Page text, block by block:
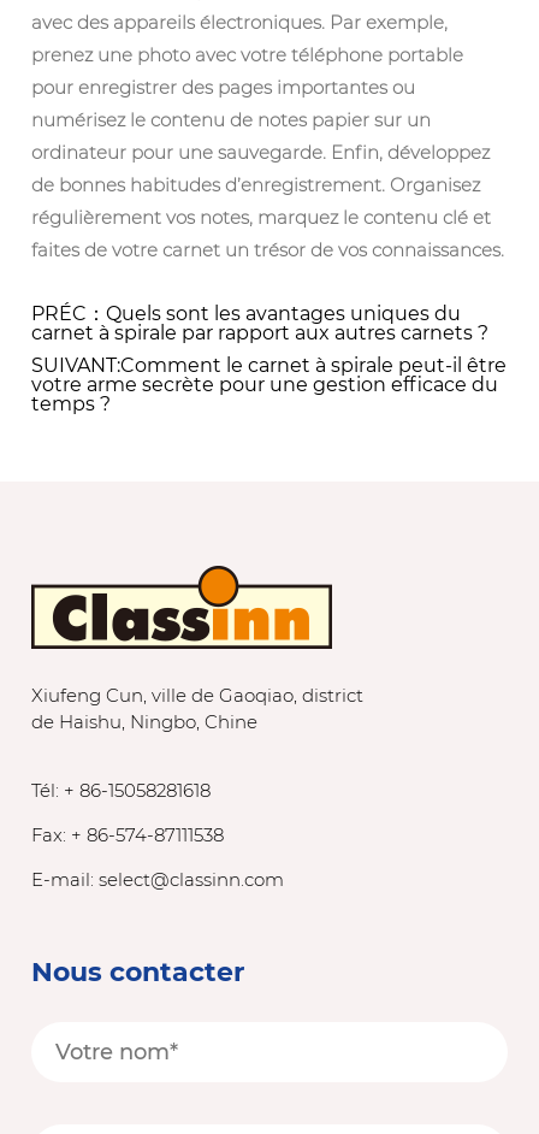
avec des appareils électroniques. Par exemple,
prenez une photo avec votre téléphone portable
pour enregistrer des pages importantes ou
numérisez le contenu de notes papier sur un
ordinateur pour une sauvegarde. Enfin, développez
de bonnes habitudes d’enregistrement. Organisez
régulièrement vos notes, marquez le contenu clé et
faites de votre carnet un trésor de vos connaissances.
PRÉC：Quels sont les avantages uniques du
carnet à spirale par rapport aux autres carnets ?
SUIVANT:Comment le carnet à spirale peut-il être
votre arme secrète pour une gestion efficace du
temps ?
Xiufeng Cun, ville de Gaoqiao, district
de Haishu, Ningbo, Chine
Tél: + 86-15058281618
Fax: + 86-574-87111538
E-mail:select@classinn.com
Nous contacter